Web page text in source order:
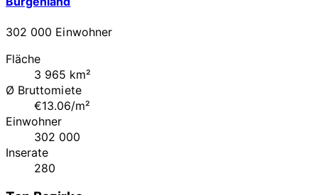
302 000 Einwohner
Fläche
3 965 km²
Ø Bruttomiete
€13.06/m²
Einwohner
302 000
Inserate
280